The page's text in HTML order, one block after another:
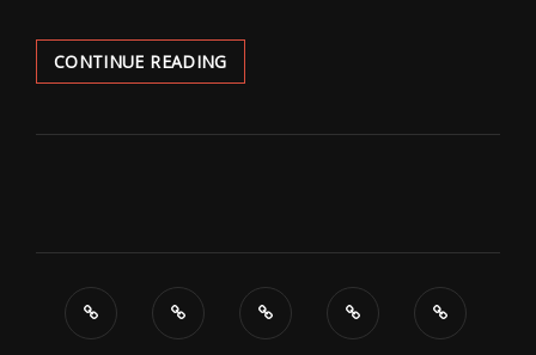
CONTINUE READING‘EX-
HUSBANDS’:
NUEVO